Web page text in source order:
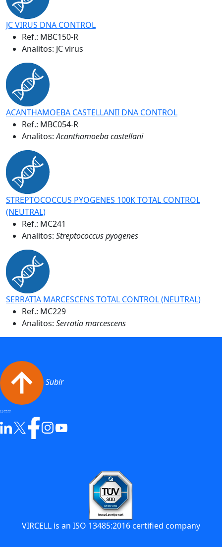
JC VIRUS DNA CONTROL
Ref.: MBC150-R
Analitos: JC virus
ACANTHAMOEBA CASTELLANII DNA CONTROL
Ref.: MBC054-R
Analitos:Acanthamoeba castellani
STREPTOCOCCUS PYOGENES 100K TOTAL CONTROL
(NEUTRAL)
Ref.: MC241
Analitos: Streptococcus pyogenes
SERRATIA MARCESCENS TOTAL CONTROL (NEUTRAL)
Ref.: MC229
Analitos: Serratia marcescens
Subir
VIRCELL is an ISO 13485:2016 certified company